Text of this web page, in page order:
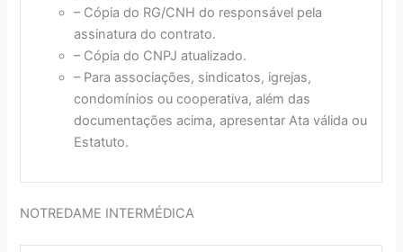
– Cópia do RG/CNH do responsável pela
assinatura do contrato.
– Cópia do CNPJ atualizado.
– Para associações, sindicatos, igrejas,
condomínios ou cooperativa, além das
documentações acima, apresentar Ata válida ou
Estatuto.
NOTREDAME INTERMÉDICA